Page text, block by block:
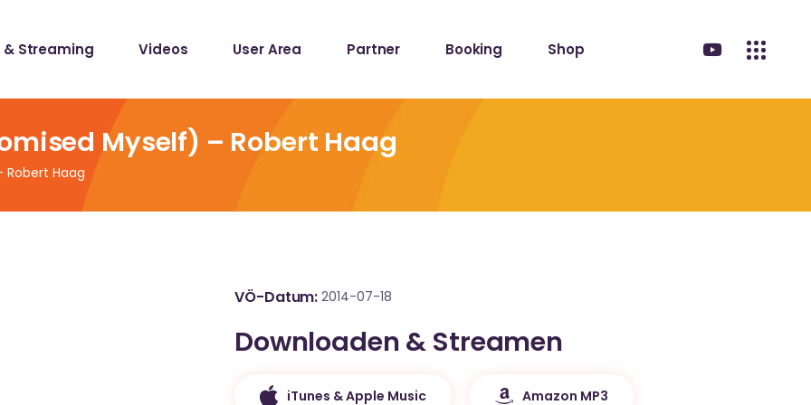
& Streaming Videos User Area Partner Booking Shop
Myself) – Robert Haag
Haag
VÖ-Datum 2014-07-18
Downloaden & Streamen
iTunes & Apple Music Amazon MP3